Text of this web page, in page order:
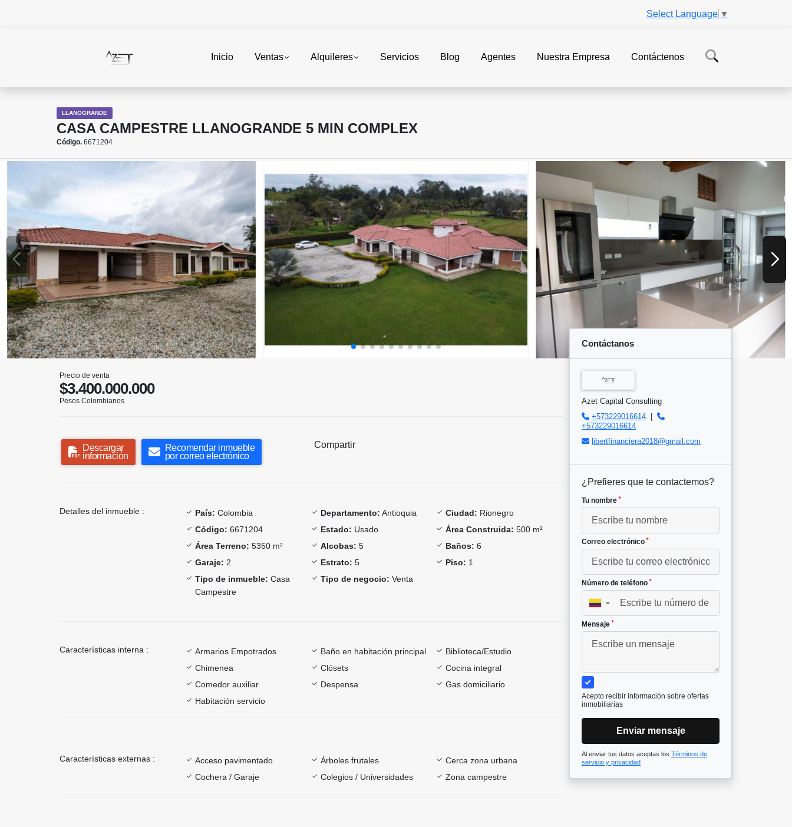
Select Language ▼
Inicio Ventas Alquileres Servicios Blog Agentes Nuestra Empresa Contáctenos
LLANOGRANDE
CASA CAMPESTRE LLANOGRANDE 5 MIN COMPLEX
Código. 6671204
Precio de venta
$3.400.000.000
Pesos Colombianos
Descargar
información
Recomendar inmueble
por correo electrónico
Compartir
Detalles del inmueble : País: Colombia Departamento: Antioquia Ciudad: Rionegro
Código: 6671204 Estado: Usado Área Construida: 500 m²
Área Terreno: 5350 m² Alcobas: 5 Baños: 6
Garaje: 2 Estrato: 5 Piso: 1
Tipo de inmueble: Casa
Campestre
Tipo de negocio: Venta
Características interna : Armarios Empotrados Baño en habitación principal
Biblioteca/Estudio
Chimenea
Clósets
Cocina integral
Comedor auxiliar
Despensa
Gas domiciliario
Habitación servicio
Características externas : Acceso pavimentado Árboles frutales
Cerca zona urbana
Cochera / Garaje
Colegios / Universidades Zona campestre
Contáctanos
Azet Capital Consulting
+573229016614
+573229016614
libertfinanciera2018@gmail.com
¿Prefieres que te contactemos?
Tu nombre *
Correo electrónico *
Número de teléfono *
▼
Mensaje *
Acepto recibir información sobre ofertas
inmobiliarias
Enviar mensaje
Al enviar tus datos aceptas los Términos de
servicio y privacidad